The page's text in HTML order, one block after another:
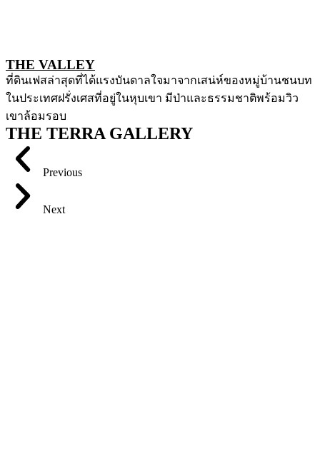
THE VALLEY
ที่ดินเฟสล่าสุดที่ได้แรงบันดาลใจมาจากเสน่ห์ของหมู่บ้านชนบท
ในประเทศฝรั่งเศสที่อยู่ในหุบเขา มีป่าและธรรมชาติพร้อมวิว
เขาล้อมรอบ
THE TERRA GALLERY
Previous
Next